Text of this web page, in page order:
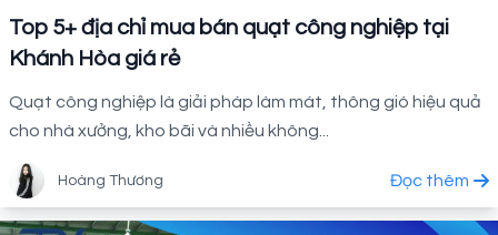
Top 5+ địa chỉ mua bán quạt công nghiệp tại
Khánh Hòa giá rẻ
Quạt công nghiệp là giải pháp làm mát, thông gió hiệu quả
cho nhà xưởng, kho bãi và nhiều không...
Hoàng Thương Đọc thêm